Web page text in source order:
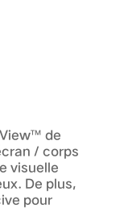
de
/ corps
visuelle
De plus,
pour